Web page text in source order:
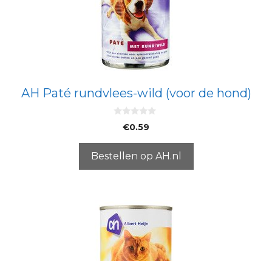
AH Paté rundvlees-wild (voor de hond)
5
€0.59
Bestellen op AH.nl